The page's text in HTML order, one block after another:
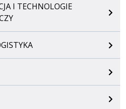
I TECHNOLOGIE